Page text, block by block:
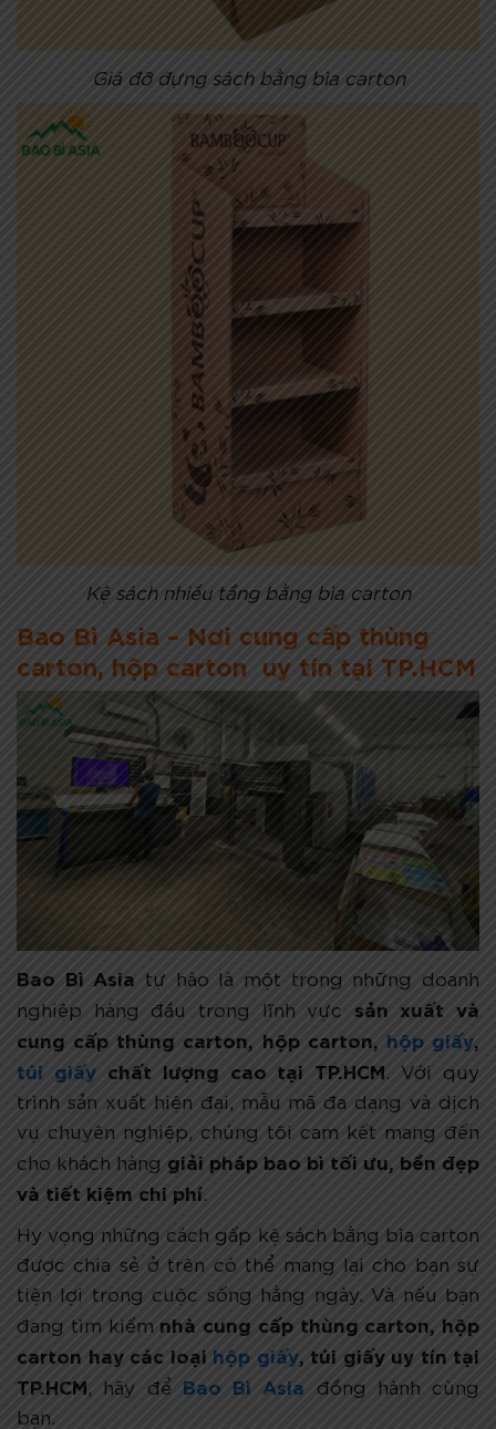
Giá đỡ đựng sách bằng bìa carton
Kệ sách nhiều tầng bằng bìa carton
Bao Bì Asia – Nơi cung cấp thùng
carton, hộp carton uy tín tại TP.HCM
Bao Bì Asia tự hào là một trong những doanh
nghiệp hàng đầu trong lĩnh vực sản xuất và
cung cấp thùng carton, hộp carton, hộp giấy
túi giấychất lượng cao tại TP.HCM . Với quy
trình sản xuất hiện đại, mẫu mã đa dạng và dịch
vụ chuyên nghiệp, chúng tôi cam kết mang đến
cho khách hàng giải pháp bao bì tối ưu, bền đẹp
và tiết kiệm chi phí
Hy vọng những cách gấp kệ sách bằng bìa carton
được chia sẻ ở trên có thể mang lại cho bạn sự
tiện lợi trong cuộc sống hằng ngày. Và nếu bạn
đang tìm kiếm nhà cung cấp thùng carton, hộp
carton hay các loại hộp giấy, túi giấy uy tín tại
TP.HCM , hãy để Bao Bì Asia đồng hành cùng
bạn.